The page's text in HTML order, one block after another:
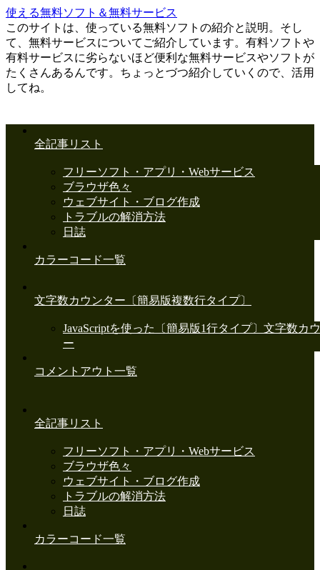
使える無料ソフト＆無料サービス
このサイトは、使っている無料ソフトの紹介と説明。そし
て、無料サービスについてご紹介しています。有料ソフトや
有料サービスに劣らないほど便利な無料サービスやソフトが
たくさんあるんです。ちょっとづつ紹介していくので、活用
してね。
全記事リスト
フリーソフト・アプリ・Webサービス
ブラウザ色々
ウェブサイト・ブログ作成
トラブルの解消方法
日誌
カラーコード一覧
文字数カウンター〔簡易版複数行タイプ〕
JavaScriptを使った〔簡易版1行タイプ〕文字数カ
ー
コメントアウト一覧
全記事リスト
フリーソフト・アプリ・Webサービス
ブラウザ色々
ウェブサイト・ブログ作成
トラブルの解消方法
日誌
カラーコード一覧